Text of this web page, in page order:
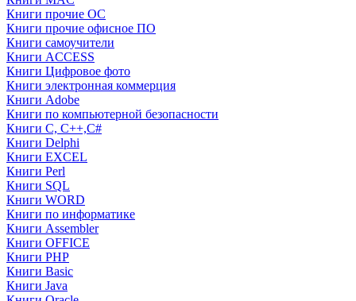
Книги прочие ОС
Книги прочие офисное ПО
Книги самоучители
Книги ACCESS
Книги Цифровое фото
Книги электронная коммерция
Книги Adobe
Книги по компьютерной безопасности
Книги C, C++,С#
Книги Delphi
Книги EXCEL
Книги Perl
Книги SQL
Книги WORD
Книги по информатике
Книги Assembler
Книги OFFICE
Книги PHP
Книги Basic
Книги Java